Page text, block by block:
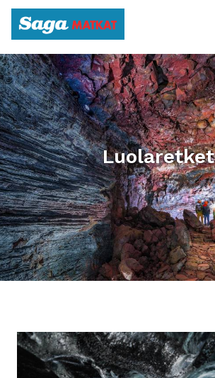
Etusivulle
Luolaretket